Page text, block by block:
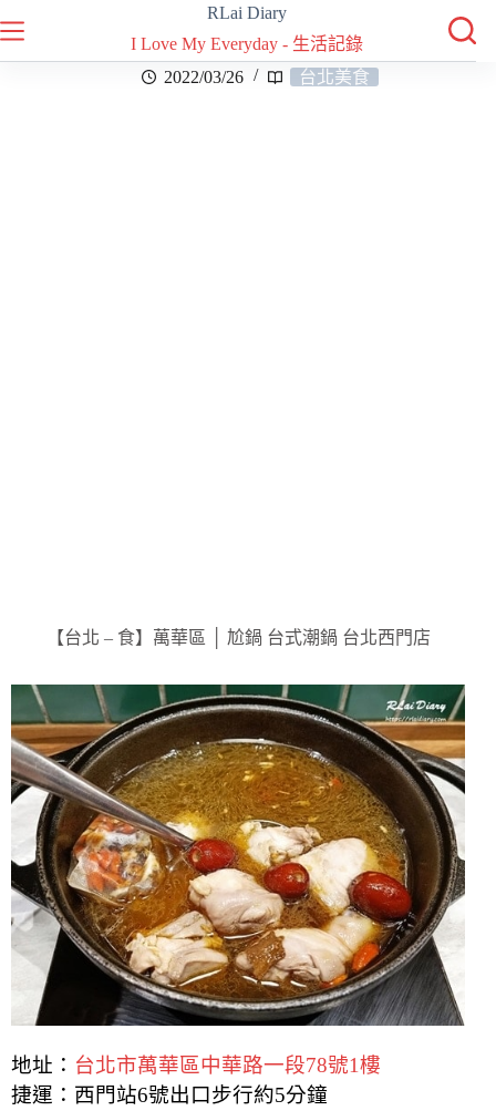
RLai Diary
I Love My Everyday - 生活記錄
2022/03/26
台北美食
【台北 – 食】萬華區 │ 尬鍋 台式潮鍋 台北西門店
地址： 台北市萬華區中華路一段78號1樓
捷運：西門站6號出口步行約5分鐘